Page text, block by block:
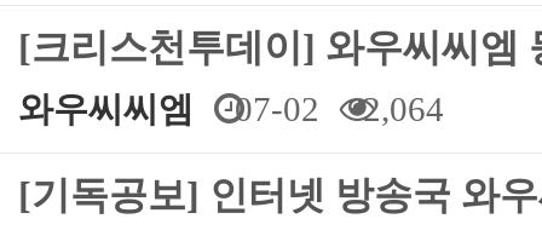
[크리스천투데이] 와우씨씨
와우씨씨엠 07-02 2,064
[기독공보] 인터넷 방송국 와